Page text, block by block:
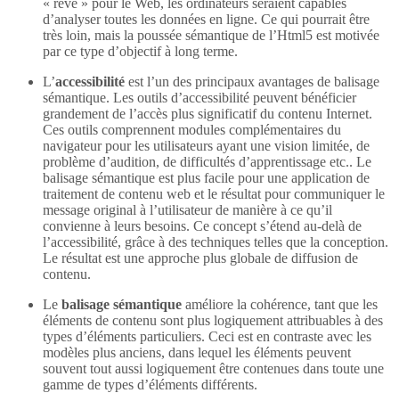
d’analyser toutes les données en ligne. Ce qui pourrait être
très loin, mais la poussée sémantique de l’Html5 est motivée
par ce type d’objectif à long terme.
L’accessibilité est l’un des principaux avantages de balisage
sémantique. Les outils d’accessibilité peuvent bénéficier
grandement de l’accès plus significatif du contenu Internet.
Ces outils comprennent modules complémentaires du
navigateur pour les utilisateurs ayant une vision limitée, de
problème d’audition, de difficultés d’apprentissage etc.. Le
balisage sémantique est plus facile pour une application de
traitement de contenu web et le résultat pour communiquer le
message original à l’utilisateur de manière à ce qu’il
convienne à leurs besoins. Ce concept s’étend au-delà de
l’accessibilité, grâce à des techniques telles que la conception.
Le résultat est une approche plus globale de diffusion de
contenu.
Le balisage sémantique améliore la cohérence, tant que les
éléments de contenu sont plus logiquement attribuables à des
types d’éléments particuliers. Ceci est en contraste avec les
modèles plus anciens, dans lequel les éléments peuvent
souvent tout aussi logiquement être contenues dans toute une
gamme de types d’éléments différents.